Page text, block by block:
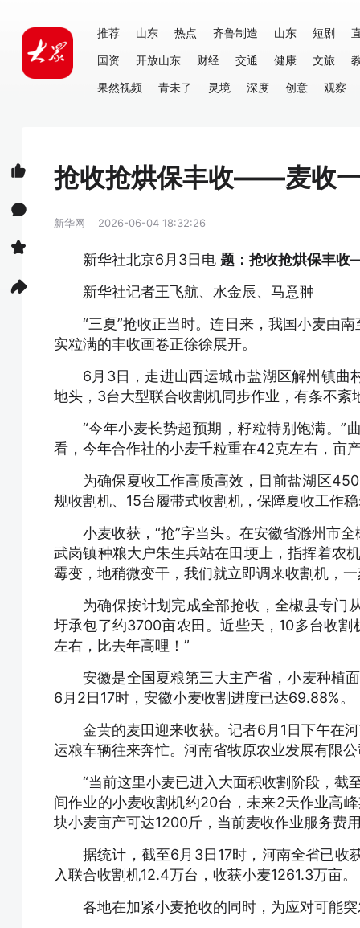
推荐 山东 热点 齐鲁制造 山东 短剧
国资
开放山东 财经 交通 健康 文旅
果然视频
青未了 灵境 深度 创意 观察
抢收抢烘保丰收——麦收
新华网 2026-06-04 18:32:26
新华社北京6月3日电 题：抢收抢烘保丰
新华社记者王飞航、水金辰、马意翀
“三夏”抢收正当时。连日来，我国小麦由
实粒满的丰收画卷正徐徐展开。
6月3日，走进山西运城市盐湖区解州镇曲
地头，3台大型联合收割机同步作业，有条不
“今年小麦长势超预期，籽粒特别饱满。”
看，今年合作社的小麦千粒重在42克左右，亩
为确保夏收工作高质高效，目前盐湖区
规收割机、15台履带式收割机，保障夏收工作
小麦收获，“抢”字当头。在安徽省滁州市
武岗镇种粮大户朱生兵站在田埂上，指挥着农
霉变，地稍微变干，我们就立即调来收割机，
为确保按计划完成全部抢收，全椒县专门
圩承包了约3700亩农田。近些天，10多台收
左右，比去年高哩！”
安徽是全国夏粮第三大主产省，小麦种植
6月2日17时，安徽小麦收割进度已达69.88%。
金黄的麦田迎来收获。记者6月1日下午在
运粮车辆往来奔忙。河南省牧原农业发展有限
“当前这里小麦已进入大面积收割阶段，截
间作业的小麦收割机约20台，未来2天作业高
块小麦亩产可达1200斤，当前麦收作业服务费
据统计，截至6月3日17时，河南全省已
入联合收割机12.4万台，收获小麦1261.3万亩。
各地在加紧小麦抢收的同时，为应对可能